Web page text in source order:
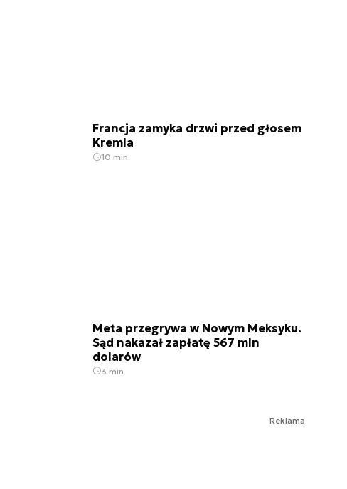
Francja zamyka drzwi przed głosem
Kremla
10 min.
Meta przegrywa w Nowym Meksyku.
Sąd nakazał zapłatę 567 mln
dolarów
3 min.
Reklama